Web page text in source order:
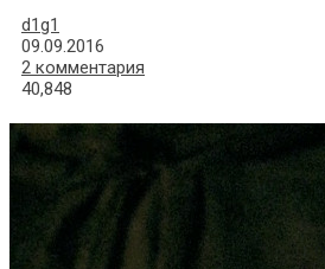
d1g1
09.09.2016
2 комментария
40,848